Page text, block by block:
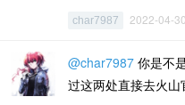
char7987 2022-04-
@char7987 你是不
过这两处直接去火山